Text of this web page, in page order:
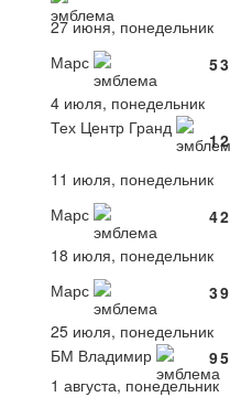
27 июня, понедельник
Марс
53
4 июля, понедельник
Тех Центр Гранд
12
11 июля, понедельник
Марс
42
18 июля, понедельник
Марс
39
25 июля, понедельник
БМ Владимир
95
1 августа, понедельник